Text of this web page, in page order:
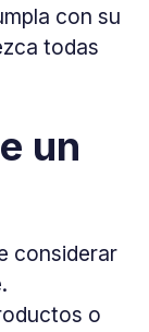
con su
todas
un
considerar
o